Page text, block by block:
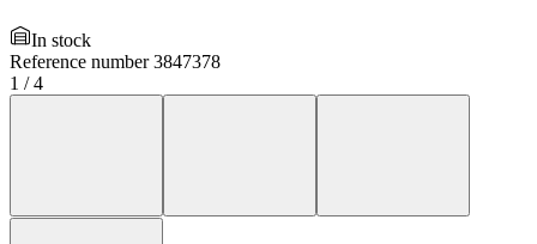
In stock
Reference number 3847378
1 /4